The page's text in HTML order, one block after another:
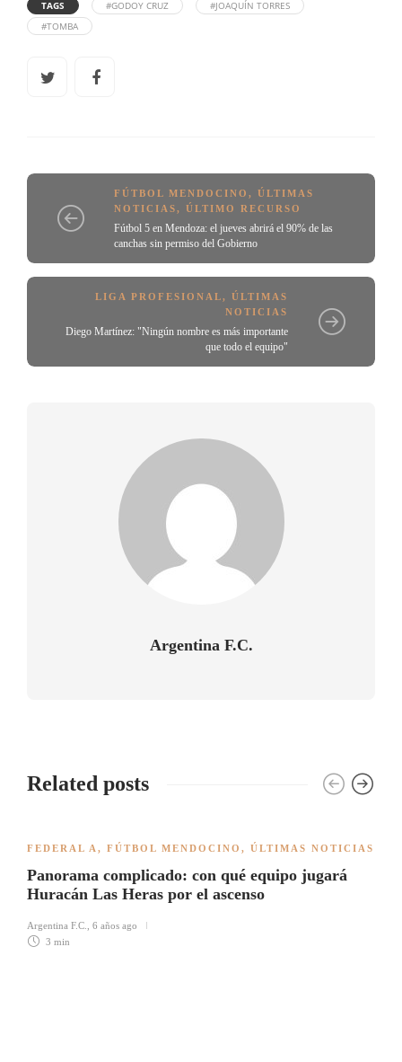
TAGS #GODOY CRUZ
#JOAQUÍN TORRES
#TOMBA
FÚTBOL MENDOCINO , ÚLTIMAS
NOTICIAS, ÚLTIMO RECURSO
Fútbol 5 en Mendoza: el jueves abrirá el 90% de las
canchas sin permiso del Gobierno
LIGA PROFESIONAL, ÚLTIMAS
NOTICIAS
Diego Martínez: "Ningún nombre es más importante
que todo el equipo"
Argentina F.C.
Related posts
FEDERAL A , FÚTBOL MENDOCINO , ÚLTIMAS NOTICIAS
Panorama complicado: con qué equipo jugará
Huracán Las Heras por el ascenso
Argentina F.C.
6 años ago
3 min